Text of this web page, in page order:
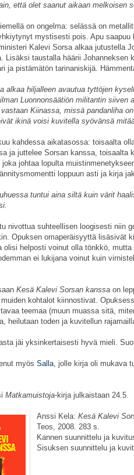
että olet saanut aikaan melkoisen
on ongelma: selässä on
mystisesti pois. Apu
Kalevi Sorsa alkaa jutustella
Lisäksi taustalla häärii Johanneksen
ja pistämätön tarinaniskijä.
alkaa hiljalleen avautua tyttöjen
Luonnonsäätiön militantin siiven
Kiinassa, missä pandanliha
ikinä voisi kuvitella syövänsä
kahdessa aikatasossa: toisaalta
ja juttelee Sorsan kanssa,
johtaa lopulta
loppuun asti ja kirja
tuntui aina siltä kuin värit
nivottua suhteellisen loogisesti niin
Opuksen omaperäisyyttä lisäsivät
olisi helposti voinut olla tönkkö,
ei lukijana voinut kuin
Kesä Kalevi Sorsan kanssa on
kohtalot kiinnostivat.
teemaa (muun muassa sitä,
heilutaan toden ja kuvitellun
jäi yksinkertaisesti hyvä mieli.
myös Salla, jolle kirja oli mukava
Matkamuistoja-kirja julkaistaan 24.5.
Anssi Kela:Kesä Kalevi
Teos, 2008. 283 s.
Kannen suunnittelu ja
Sisuksen suunnittelu ja